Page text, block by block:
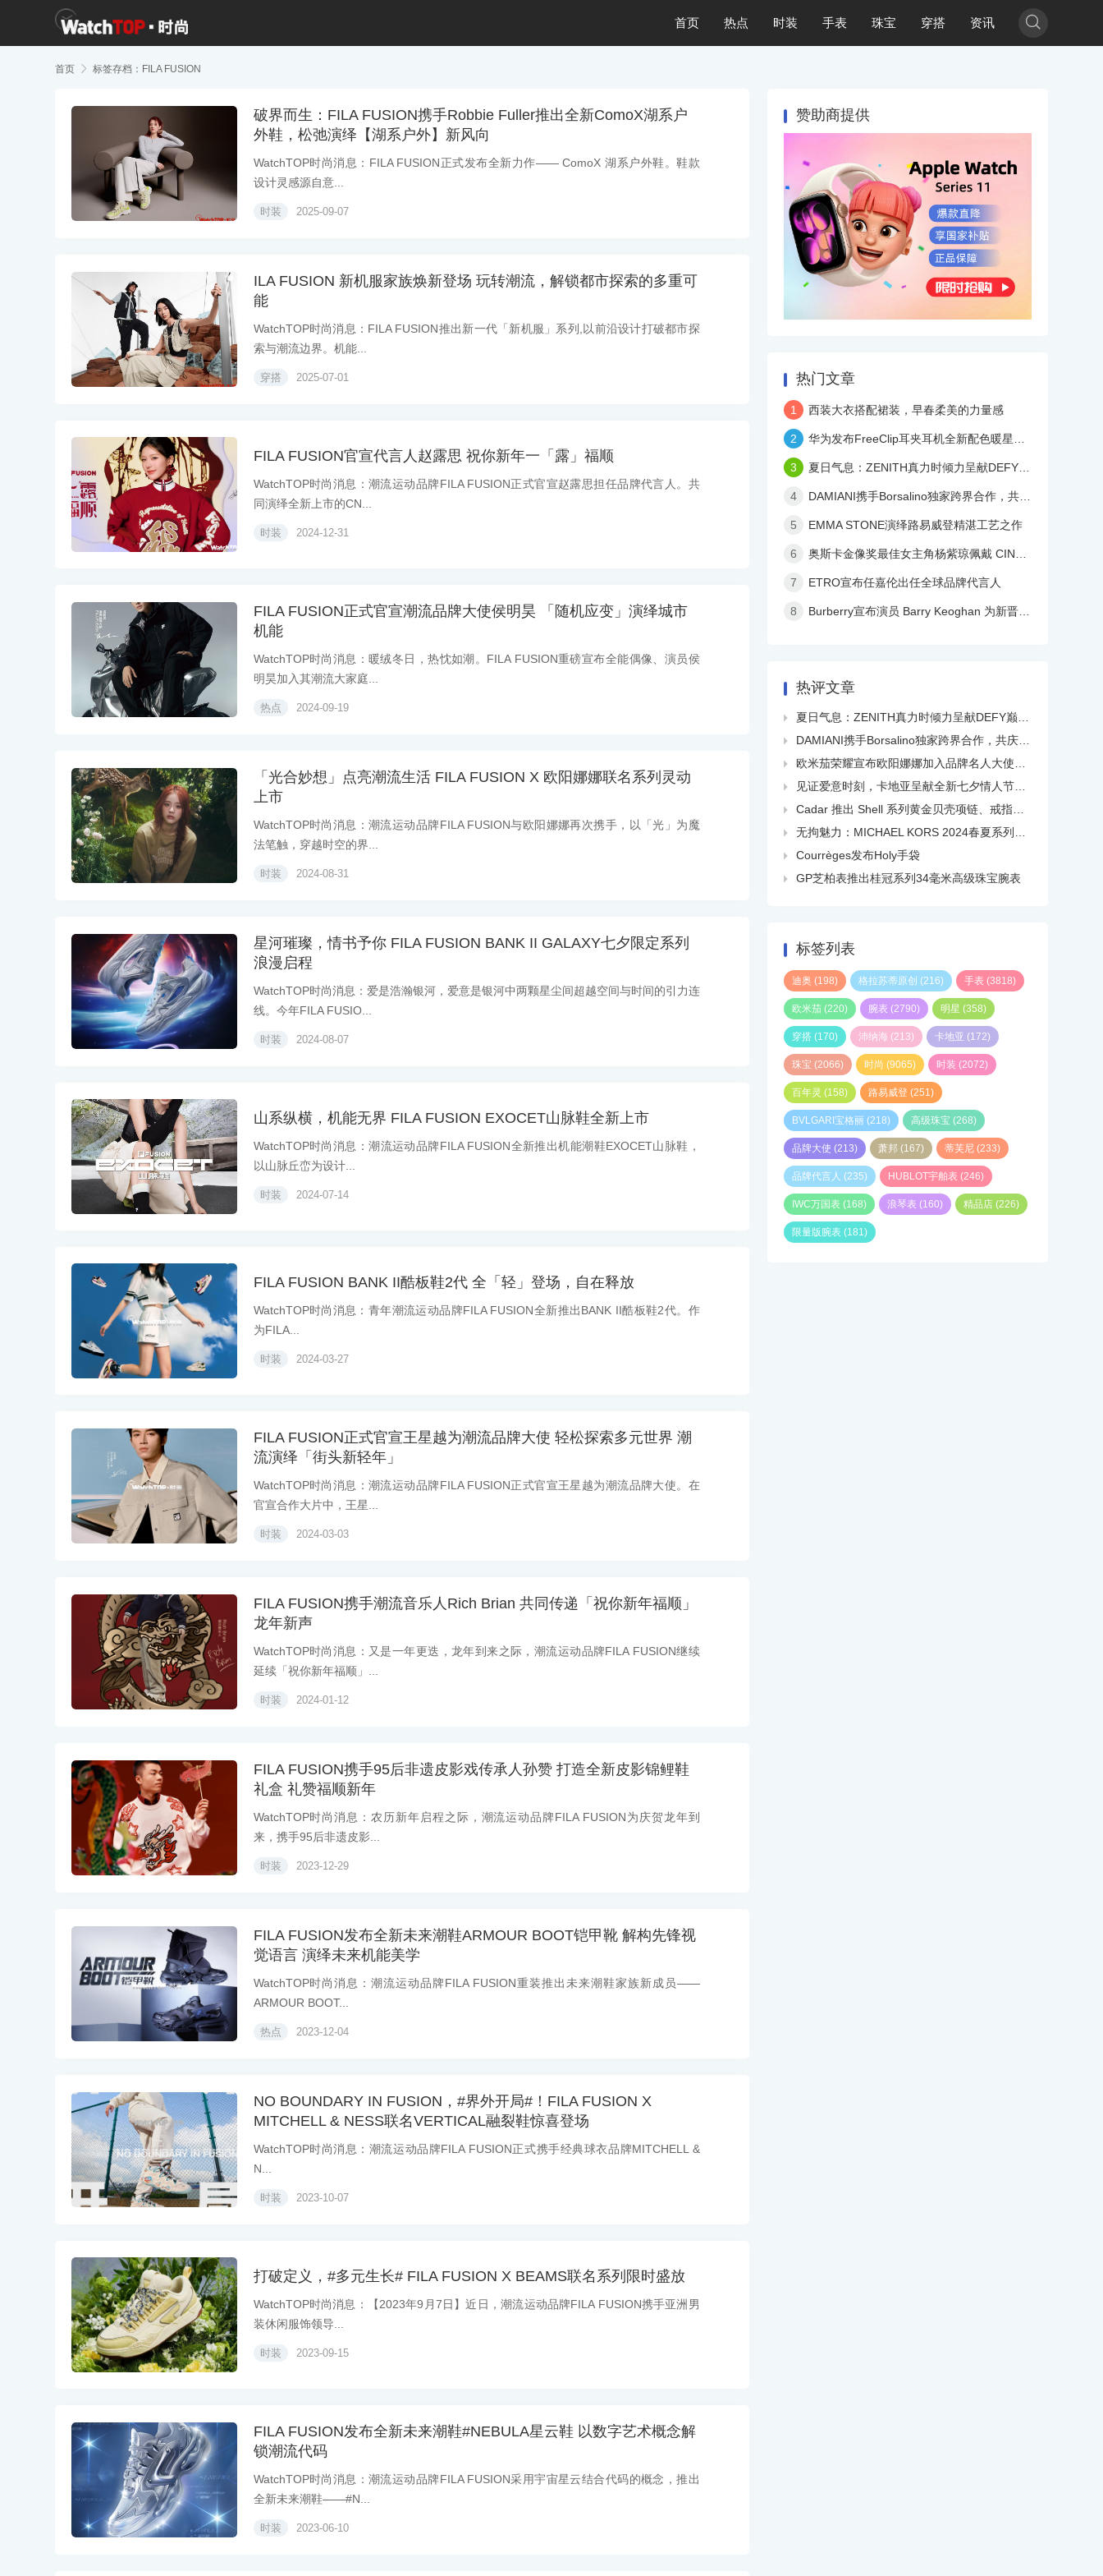
首页 热点 时装 手表 珠宝 穿搭 资讯 
首页  标签存档：FILA FUSION
破界而生：FILA FUSION携手Robbie Fuller推出全新ComoX湖系户
外鞋，松弛演绎【湖系户外】新风向
WatchTOP时尚消息：FILA FUSION正式发布全新力作—— ComoX 湖系户外鞋。鞋款
设计灵感源自意...
时装 2025-09-07
ILA FUSION 新机服家族焕新登场 玩转潮流，解锁都市探索的多重可
能
WatchTOP时尚消息：FILA FUSION推出新一代「新机服」系列,以前沿设计打破都市探
索与潮流边界。机能...
穿搭 2025-07-01
FILA FUSION官宣代言人赵露思 祝你新年一「露」福顺
WatchTOP时尚消息：潮流运动品牌FILA FUSION正式官宣赵露思担任品牌代言人。共
同演绎全新上市的CN...
时装 2024-12-31
FILA FUSION正式官宣潮流品牌大使侯明昊 「随机应变」演绎城市
机能
WatchTOP时尚消息：暖绒冬日，热忱如潮。FILA FUSION重磅宣布全能偶像、演员侯
明昊加入其潮流大家庭...
热点 2024-09-19
「光合妙想」点亮潮流生活 FILA FUSION X 欧阳娜娜联名系列灵动
上市
WatchTOP时尚消息：潮流运动品牌FILA FUSION与欧阳娜娜再次携手，以「光」为魔
法笔触，穿越时空的界...
时装 2024-08-31
星河璀璨，情书予你 FILA FUSION BANK II GALAXY七夕限定系列
浪漫启程
WatchTOP时尚消息：爱是浩瀚银河，爱意是银河中两颗星尘间超越空间与时间的引力连
线。今年FILA FUSIO...
时装 2024-08-07
山系纵横，机能无界 FILA FUSION EXOCET山脉鞋全新上市
WatchTOP时尚消息：潮流运动品牌FILA FUSION全新推出机能潮鞋EXOCET山脉鞋，
以山脉丘峦为设计...
时装 2024-07-14
FILA FUSION BANK II酷板鞋2代 全「轻」登场，自在释放
WatchTOP时尚消息：青年潮流运动品牌FILA FUSION全新推出BANK II酷板鞋2代。作
为FILA...
时装 2024-03-27
FILA FUSION正式官宣王星越为潮流品牌大使 轻松探索多元世界 潮
流演绎「街头新轻年」
WatchTOP时尚消息：潮流运动品牌FILA FUSION正式官宣王星越为潮流品牌大使。在
官宣合作大片中，王星...
时装 2024-03-03
FILA FUSION携手潮流音乐人Rich Brian 共同传递「祝你新年福顺」
龙年新声
WatchTOP时尚消息：又是一年更迭，龙年到来之际，潮流运动品牌FILA FUSION继续
延续「祝你新年福顺」...
时装 2024-01-12
FILA FUSION携手95后非遗皮影戏传承人孙赞 打造全新皮影锦鲤鞋
礼盒 礼赞福顺新年
WatchTOP时尚消息：农历新年启程之际，潮流运动品牌FILA FUSION为庆贺龙年到
来，携手95后非遗皮影...
时装 2023-12-29
FILA FUSION发布全新未来潮鞋ARMOUR BOOT铠甲靴 解构先锋视
觉语言 演绎未来机能美学
WatchTOP时尚消息：潮流运动品牌FILA FUSION重装推出未来潮鞋家族新成员——
ARMOUR BOOT...
热点 2023-12-04
NO BOUNDARY IN FUSION，#界外开局#！FILA FUSION X
MITCHELL & NESS联名VERTICAL融裂鞋惊喜登场
WatchTOP时尚消息：潮流运动品牌FILA FUSION正式携手经典球衣品牌MITCHELL &
N...
时装 2023-10-07
打破定义，#多元生长# FILA FUSION X BEAMS联名系列限时盛放
WatchTOP时尚消息：【2023年9月7日】近日，潮流运动品牌FILA FUSION携手亚洲男
装休闲服饰领导...
时装 2023-09-15
FILA FUSION发布全新未来潮鞋#NEBULA星云鞋 以数字艺术概念解
锁潮流代码
WatchTOP时尚消息：潮流运动品牌FILA FUSION采用宇宙星云结合代码的概念，推出
全新未来潮鞋——#N...
时装 2023-06-10
赞助商提供
热门文章
1 西装大衣搭配裙装，早春柔美的力量感
2 华为发布FreeClip耳夹耳机全新配色暖星云，再度引领时尚潮流！
3 夏日气息：ZENITH真力时倾力呈献DEFY巅峰系列镂空天际腕表白色陶瓷款
4 DAMIANI携手Borsalino独家跨界合作，共庆品牌百年华诞
5 EMMA STONE演绎路易威登精湛工艺之作
6 奥斯卡金像奖最佳女主角杨紫琼佩戴 CINDY CHAO 艺术珠宝亮相颁奖典礼
7 ETRO宣布任嘉伦出任全球品牌代言人
8 Burberry宣布演员 Barry Keoghan 为新晋品牌大使
热评文章

夏日气息：ZENITH真力时倾力呈献DEFY巅峰系列镂空天际腕表白色陶瓷款

DAMIANI携手Borsalino独家跨界合作，共庆品牌百年华诞

欧米茄荣耀宣布欧阳娜娜加入品牌名人大使大家庭

见证爱意时刻，卡地亚呈献全新七夕情人节短片

Cadar 推出 Shell 系列黄金贝壳项链、戒指、耳环等

无拘魅力：MICHAEL KORS 2024春夏系列广告大片正式发布

Courrèges发布Holy手袋

GP芝柏表推出桂冠系列34毫米高级珠宝腕表
标签列表
迪奥 (198) 格拉苏蒂原创 (216) 手表 (3818)
欧米茄 (220) 腕表 (2790) 明星 (358)
穿搭 (170) 沛纳海 (213) 卡地亚 (172)
珠宝 (2066) 时尚 (9065) 时装 (2072)
百年灵 (158) 路易威登 (251)
BVLGARI宝格丽 (218) 高级珠宝 (268)
品牌大使 (213) 萧邦 (167) 蒂芙尼 (233)
品牌代言人 (235) HUBLOT宇舶表 (246)
IWC万国表 (168) 浪琴表 (160) 精品店 (226)
限量版腕表 (181)